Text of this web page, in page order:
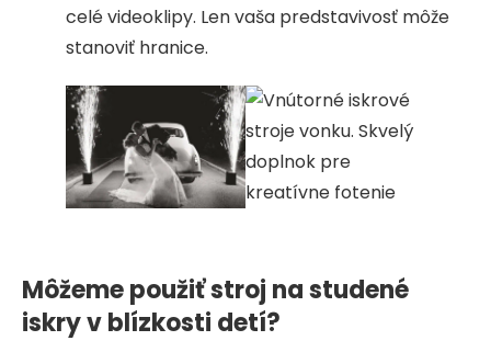
celé videoklipy. Len vaša predstavivosť môže
stanoviť hranice.
Môžeme použiť stroj na studené
iskry v blízkosti detí?